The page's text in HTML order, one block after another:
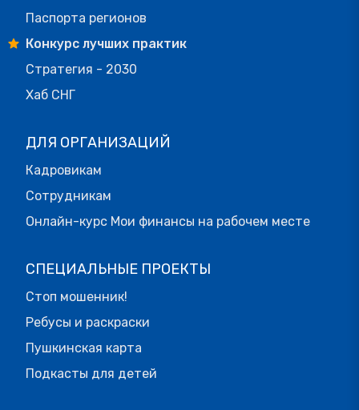
Паспорта регионов
Конкурс лучших практик
Стратегия - 2030
Хаб СНГ
ДЛЯ ОРГАНИЗАЦИЙ
Кадровикам
Сотрудникам
Онлайн-курс Мои финансы на рабочем месте
СПЕЦИАЛЬНЫЕ ПРОЕКТЫ
Стоп мошенник!
Ребусы и раскраски
Пушкинская карта
Подкасты для детей